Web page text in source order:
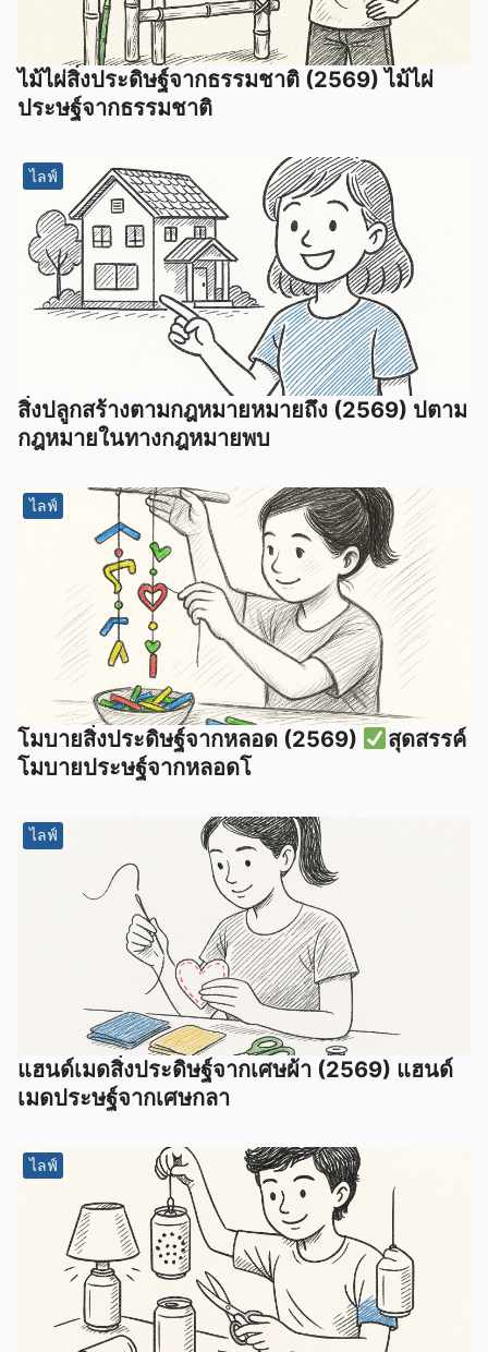
ไม้ไผ่สิ่งประดิษฐ์จากธรรมชาติ (2569) ไม้ไผ่
ประษฐ์จากธรรมชาติ
ไลฟ์
สิ่งปลูกสร้างตามกฎหมายหมายถึง (2569) ปตาม
กฎหมายในทางกฎหมายพบ
ไลฟ์
โมบายสิ่งประดิษฐ์จากหลอด (2569)
สุดสรรค์
โมบายประษฐ์จากหลอดโ
ไลฟ์
แฮนด์เมดสิ่งประดิษฐ์จากเศษผ้า (2569) แฮนด์
เมดประษฐ์จากเศษกลา
ไลฟ์